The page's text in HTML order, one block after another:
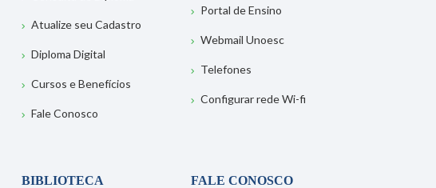
Atualize seu Cadastro
Diploma Digital
Cursos e Benefícios
Fale Conosco
Portal de Ensino
Webmail Unoesc
Telefones
Configurar rede Wi-fi
BIBLIOTECA
FALE CONOSCO